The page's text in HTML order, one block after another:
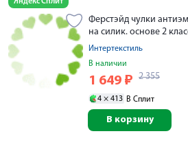
Ферстэйд чулки
на силик. основе 2
Интертекстиль
В наличии
1 649 ₽ 2 355
4 × 413 В Сплит
В корзину